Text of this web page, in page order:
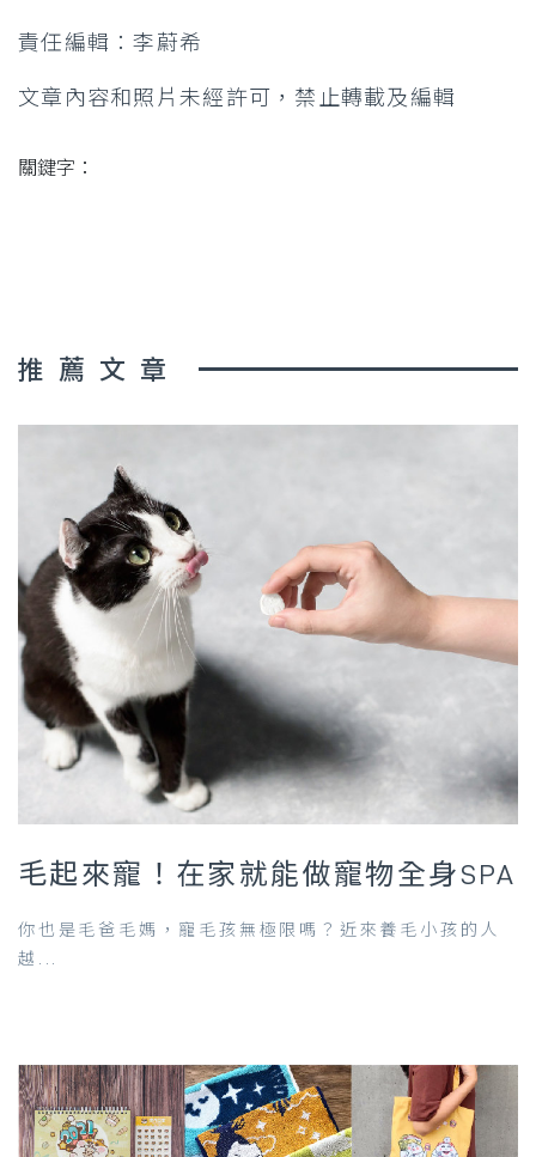
責任編輯：李蔚希
文章內容和照片未經許可，禁止轉載及編輯
關鍵字：
推薦文章
毛起來寵！在家就能做寵物全身SPA
你也是毛爸毛媽，寵毛孩無極限嗎？近來養毛小孩的人
越...